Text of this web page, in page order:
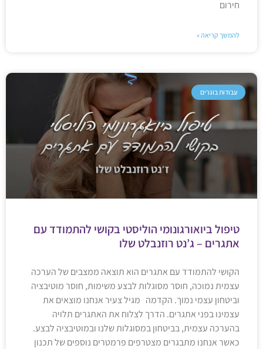
חירום
להמשך קריאה »
עבודות בוגרים
טיפול ביואורגונומי הוליסטי בקושי להתמודד עם
אתגרים – ג’נט רוזנבלט שלו
הקושי להתמודד עם אתגרים הוא תוצאה ממצבים של הערכה
עצמית נמוכה, חוסר מסוגלות לבצע משימות, חוסר מוטיבציה
וביטחון עצמי נמוך. הקדמה מגיל צעיר אנחנו מוצאים את
עצמינו בפני אתגרים. הדרך לצלוח את האתגרים תלויה
בהערכה עצמית, בביטחון במסוגלות שלנו ובמוטיבציה לבצע.
כאשר אנחנו מתבגרים מצטרפים פרמטרים נוספים של תכנון